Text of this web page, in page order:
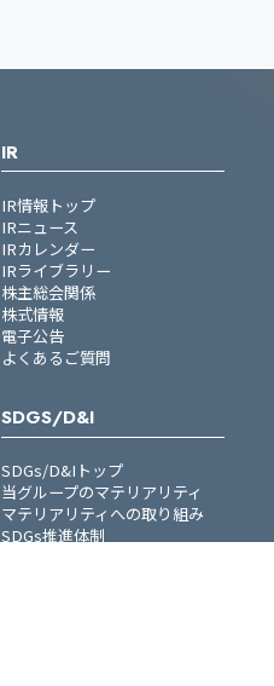
IR
IR情報トップ
IRニュース
IRカレンダー
IRライブラリー
株主総会関係
株式情報
電子公告
よくあるご質問
SDGS/D&I
SDGs/D&Iトップ
当グループのマテリアリティ
マテリアリティへの取り組み
SDGs推進体制